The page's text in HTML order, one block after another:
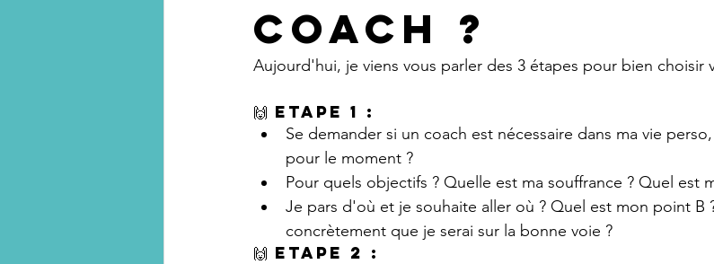
coach ?
Aujourd'hui, je viens vous parler des 3 étapes pour bien choisir
🙌 Etape 1 :
Se demander si un coach est nécessaire dans ma vie
pour le moment ?
Pour quels objectifs ? Quelle est ma souffrance ? Quel est
Je pars d'où et je souhaite aller où ? Quel est mon point B
concrètement que je serai sur la bonne voie ?
🙌 Etape 2 :